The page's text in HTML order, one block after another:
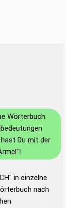
Wörterbuch
Du mit der
in einzelne
nach